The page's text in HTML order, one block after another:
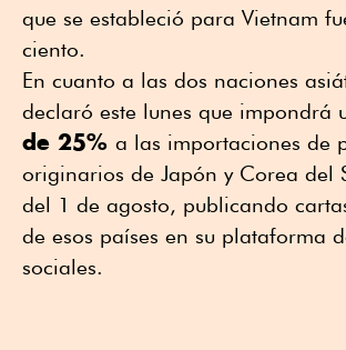
que se estableció para Vietnam
ciento.
En cuanto a las dos naciones
declaró este lunes que impondrá
de 25% a las importaciones de
originarios de Japón y Corea del
del 1 de agosto, publicando
de esos países en su plataforma
sociales.